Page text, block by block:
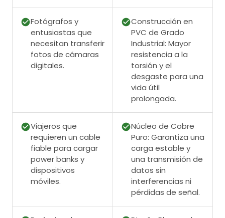
Fotógrafos y
entusiastas que
necesitan transferir
fotos de cámaras
digitales.
Construcción en
PVC de Grado
Industrial: Mayor
resistencia a la
torsión y el
desgaste para una
vida útil
prolongada.
Viajeros que
requieren un cable
fiable para cargar
power banks y
dispositivos
móviles.
Núcleo de Cobre
Puro: Garantiza una
carga estable y
una transmisión de
datos sin
interferencias ni
pérdidas de señal.